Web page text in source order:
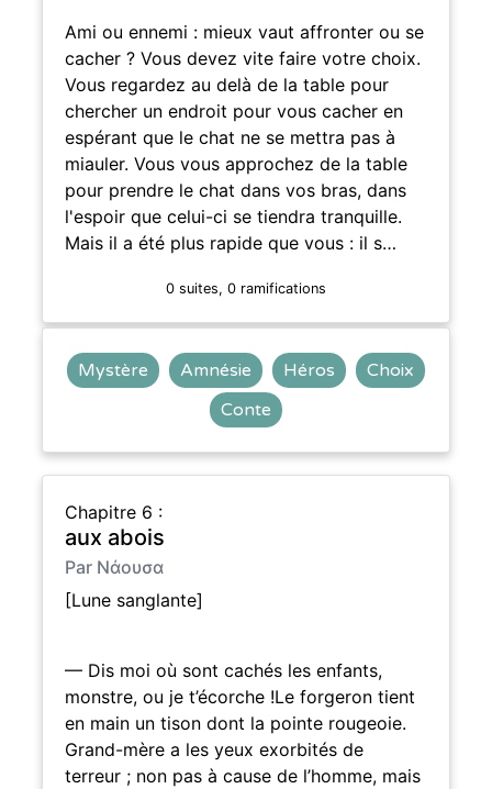
Ami ou ennemi : mieux vaut affronter ou se
cacher ? Vous devez vite faire votre choix.
Vous regardez au delà de la table pour
chercher un endroit pour vous cacher en
espérant que le chat ne se mettra pas à
miauler. Vous vous approchez de la table
pour prendre le chat dans vos bras, dans
l'espoir que celui-ci se tiendra tranquille.
Mais il a été plus rapide que vous : il s…
0 suites, 0 ramifications
Mystère Amnésie Héros
Choix
Conte
Chapitre 6 :
aux abois
Par Νάουσα
[Lune sanglante]
— Dis moi où sont cachés les enfants,
monstre, ou je t’écorche !Le forgeron tient
en main un tison dont la pointe rougeoie.
Grand-mère a les yeux exorbités de
terreur ; non pas à cause de l’homme, mais